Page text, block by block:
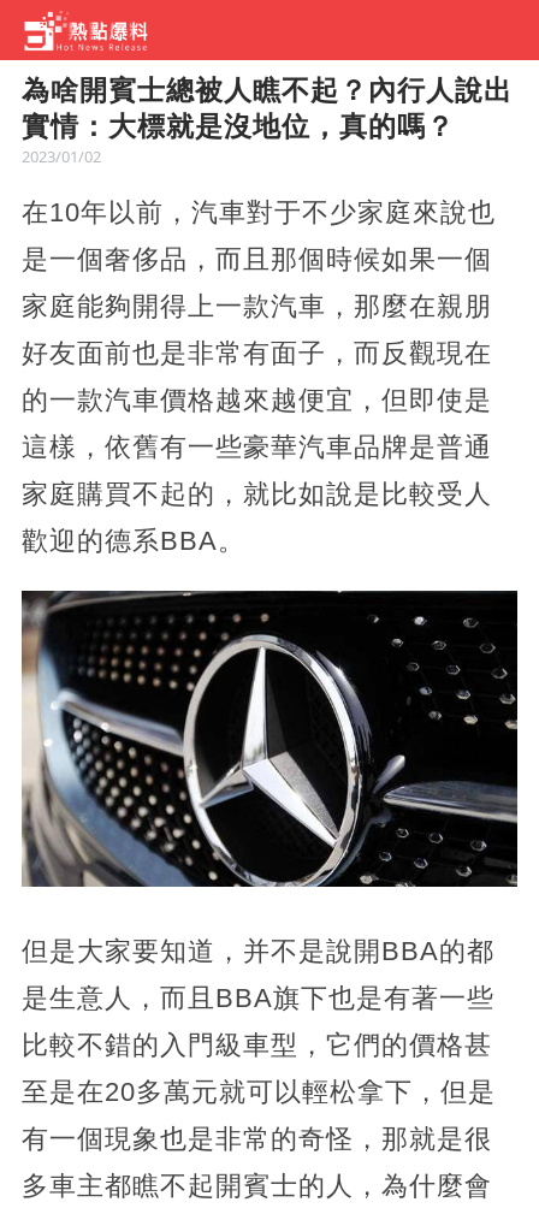
為啥開賓士總被人瞧不起？內行人說出
實情：大標就是沒地位，真的嗎？
2023/01/02
在10年以前，汽車對于不少家庭來說也
是一個奢侈品，而且那個時候如果一個
家庭能夠開得上一款汽車，那麼在親朋
好友面前也是非常有面子，而反觀現在
的一款汽車價格越來越便宜，但即使是
這樣，依舊有一些豪華汽車品牌是普通
家庭購買不起的，就比如說是比較受人
歡迎的德系BBA。
但是大家要知道，并不是說開BBA的都
是生意人，而且BBA旗下也是有著一些
比較不錯的入門級車型，它們的價格甚
至是在20多萬元就可以輕松拿下，但是
有一個現象也是非常的奇怪，那就是很
多車主都瞧不起開賓士的人，為什麼會